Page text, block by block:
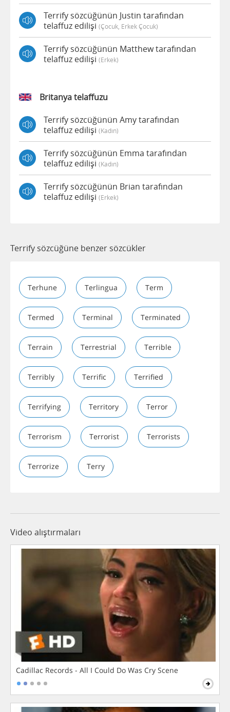
Terrify sözcüğünün Justin tarafından
telaffuz edilişi (çocuk, Erkek Çocuk)
Terrify sözcüğünün Matthew tarafından
telaffuz edilişi (erkek)
Britanya telaffuzu
Terrify sözcüğünün Amy tarafından
telaffuz edilişi (kadın)
Terrify sözcüğünün Emma tarafından
telaffuz edilişi (kadın)
Terrify sözcüğünün Brian tarafından
telaffuz edilişi (erkek)
Terrify sözcüğüne benzer sözcükler
Terhune Terlingua Term
Termed Terminal Terminated
Terrain Terrestrial Terrible
Terribly Terrific Terrified
Terrifying Territory Terror
Terrorism Terrorist Terrorists
Terrorize Terry
Video alıştırmaları
Cadillac Records - All I Could Do Was Cry Scene